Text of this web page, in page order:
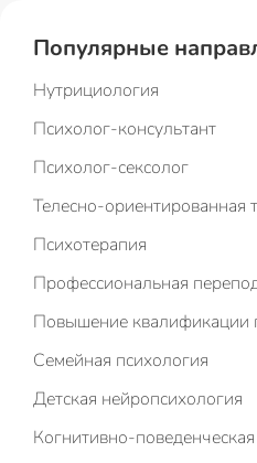
Популярные
Нутрициология
Психолог-консультант
Психолог-сексолог
Телесно-ориентированная
Психотерапия
Профессиональная
Повышение квалификации
Семейная психология
Детская нейропсихология
Когнитивно-